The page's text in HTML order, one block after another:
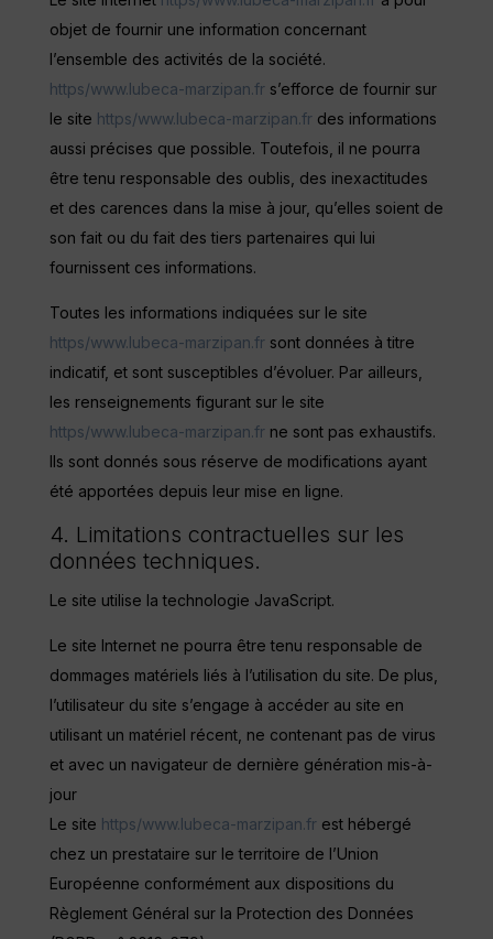
objet de fournir une information concernant
l’ensemble des activités de la société.
https/www.lubeca-marzipan.frs’efforce de fournir sur
le site https/www.lubeca-marzipan.frdes informations
aussi précises que possible. Toutefois, il ne pourra
être tenu responsable des oublis, des inexactitudes
et des carences dans la mise à jour, qu’elles soient de
son fait ou du fait des tiers partenaires qui lui
fournissent ces informations.
Toutes les informations indiquées sur le site
https/www.lubeca-marzipan.frsont données à titre
indicatif, et sont susceptibles d’évoluer. Par ailleurs,
les renseignements figurant sur le site
https/www.lubeca-marzipan.frne sont pas exhaustifs.
Ils sont donnés sous réserve de modifications ayant
été apportées depuis leur mise en ligne.
4. Limitations contractuelles sur les
données techniques.
Le site utilise la technologie JavaScript.
Le site Internet ne pourra être tenu responsable de
dommages matériels liés à l’utilisation du site. De plus,
l’utilisateur du site s’engage à accéder au site en
utilisant un matériel récent, ne contenant pas de virus
et avec un navigateur de dernière génération mis-à-
jour
Le site https/www.lubeca-marzipan.frest hébergé
chez un prestataire sur le territoire de l’Union
Européenne conformément aux dispositions du
Règlement Général sur la Protection des Données